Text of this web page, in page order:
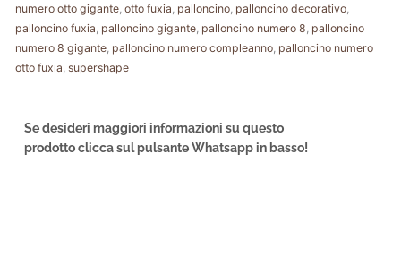
numero otto gigante otto fuxia palloncino palloncino decorativo
palloncino fuxia palloncino gigante palloncino numero 8 palloncino
numero 8 gigante palloncino numero compleanno palloncino numero
otto fuxia supershape
Se desideri maggiori informazioni su questo
prodotto clicca sul pulsante Whatsapp in basso!